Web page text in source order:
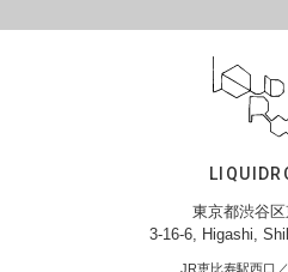
東京都渋谷区
3-16-6, Higashi,
JR恵比寿駅西口